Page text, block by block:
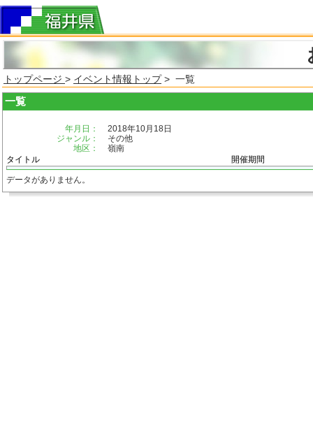
トップページ > イベント情報トップ> 一覧
一覧
年月日：
2018年10月18日
ジャンル：
その他
地区：
嶺南
タイトル
開催期間
データがありません。